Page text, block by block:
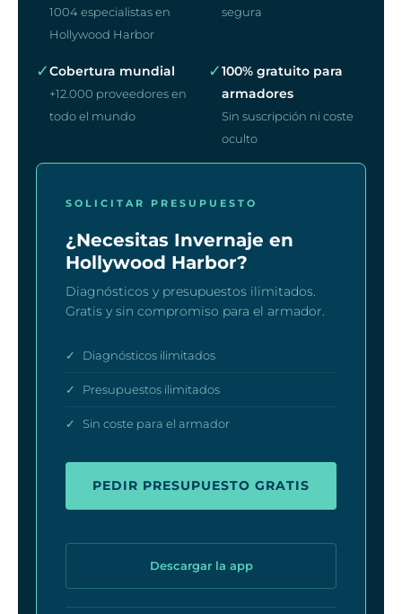
1004 especialistas en
Hollywood Harbor
segura
✓Cobertura mundial
+12.000 proveedores en
todo el mundo
✓100% gratuito para
armadores
Sin suscripción ni coste
oculto
SOLICITAR PRESUPUESTO
¿Necesitas Invernaje en
Hollywood Harbor?
Diagnósticos y presupuestos ilimitados.
Gratis y sin compromiso para el armador.
✓ Diagnósticos ilimitados
✓ Presupuestos ilimitados
✓ Sin coste para el armador
PEDIR PRESUPUESTO GRATIS
Descargar la app